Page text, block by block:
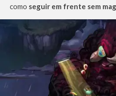
como seguir em frente sem